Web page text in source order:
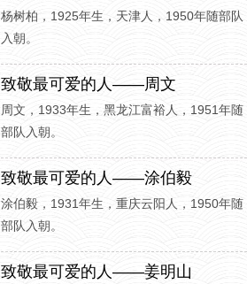
杨树柏，1925年生，天津人，1950年随部队
入朝。
致敬最可爱的人——周文
周文，1933年生，黑龙江富裕人，1951年随
部队入朝。
致敬最可爱的人——涂伯毅
涂伯毅，1931年生，重庆云阳人，1950年随
部队入朝。
致敬最可爱的人——姜明山